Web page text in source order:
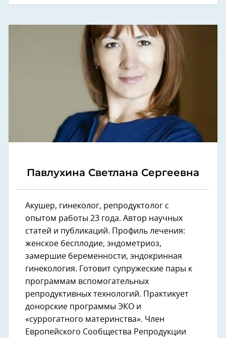
Павлухина Светлана Сергеевна
Акушер, гинеколог, репродуктолог с
опытом работы 23 года. Автор научных
статей и публикаций. Профиль лечения:
женское бесплодие, эндометриоз,
замершие беременности, эндокринная
гинекология. Готовит супружеские пары к
программам вспомогательных
репродуктивных технологий. Практикует
донорские программы ЭКО и
«суррогатного материнства». Член
Европейского Сообщества Репродукции